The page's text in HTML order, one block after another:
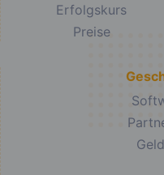
Erfolgskurs
Preise